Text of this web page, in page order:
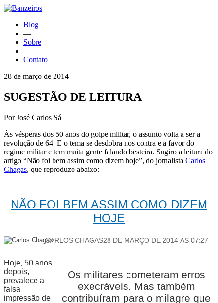
Blog
—
Sobre
—
Contato
28 de março de 2014
SUGESTÃO DE LEITURA
Por José Carlos Sá
Às vésperas dos 50 anos do golpe militar, o assunto volta a ser a
revolução de 64. E o tema se desdobra nos contra e a favor do
regime militar e tem muita gente falando besteira. Sugiro a leitura do
artigo “Não foi bem assim como dizem hoje”, do jornalista Carlos
Chagas, que reproduzo abaixo:
NÃO FOI BEM ASSIM COMO DIZEM
HOJE
CARLOS CHAGAS28 DE MARÇO DE 2014 ÀS 07:27
Os militares cometeram erros
execráveis. Mas também
contribuíram para o milagre que
Hoje, 50 anos
depois,
prevalece a
falsa
impressão de